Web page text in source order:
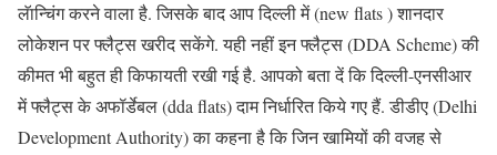
लॅान्चिंग करने वाला है. जिसके बाद आप दिल्ली में (new flats ) शानदार
लोकेशन पर फ्लैट्स खरीद सकेंगे. यही नहीं इन फ्लैट्स (DDA Scheme) की
कीमत भी बहुत ही किफायती रखी गई है. आपको बता दें कि दिल्ली-एनसीआर
में फ्लैट्स के अफॉर्डेबल (dda flats) दाम निर्धारित किये गए हैं. डीडीए (Delhi
Development Authority) का कहना है कि जिन खामियों की वजह से